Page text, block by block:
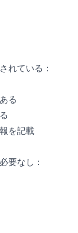
れている：
る
を記載
要なし：